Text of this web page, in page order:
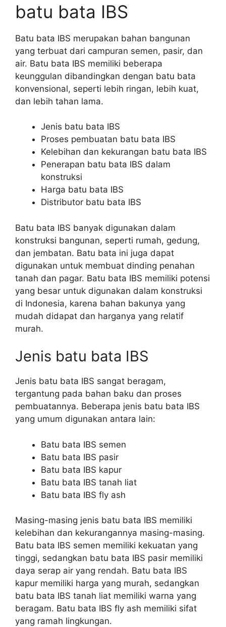
batu bata IBS
Batu bata IBS merupakan bahan bangunan
yang terbuat dari campuran semen, pasir, dan
air. Batu bata IBS memiliki beberapa
keunggulan dibandingkan dengan batu bata
konvensional, seperti lebih ringan, lebih kuat,
dan lebih tahan lama.
Jenis batu bata IBS
Proses pembuatan batu bata IBS
Kelebihan dan kekurangan batu bata IBS
Penerapan batu bata IBS dalam
konstruksi
Harga batu bata IBS
Distributor batu bata IBS
Batu bata IBS banyak digunakan dalam
konstruksi bangunan, seperti rumah, gedung,
dan jembatan. Batu bata ini juga dapat
digunakan untuk membuat dinding penahan
tanah dan pagar. Batu bata IBS memiliki potensi
yang besar untuk digunakan dalam konstruksi
di Indonesia, karena bahan bakunya yang
mudah didapat dan harganya yang relatif
murah.
Jenis batu bata IBS
Jenis batu bata IBS sangat beragam,
tergantung pada bahan baku dan proses
pembuatannya. Beberapa jenis batu bata IBS
yang umum digunakan antara lain:
Batu bata IBS semen
Batu bata IBS pasir
Batu bata IBS kapur
Batu bata IBS tanah liat
Batu bata IBS fly ash
Masing-masing jenis batu bata IBS memiliki
kelebihan dan kekurangannya masing-masing.
Batu bata IBS semen memiliki kekuatan yang
tinggi, sedangkan batu bata IBS pasir memiliki
daya serap air yang rendah. Batu bata IBS
kapur memiliki harga yang murah, sedangkan
batu bata IBS tanah liat memiliki warna yang
beragam. Batu bata IBS fly ash memiliki sifat
yang ramah lingkungan.